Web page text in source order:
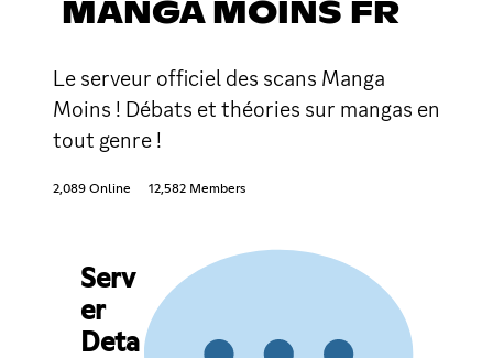
MANGA MOINS FR
Le serveur officiel des scans Manga
Moins ! Débats et théories sur mangas en
tout genre !
2,089 Online 12,582 Members
Serv
er
Deta